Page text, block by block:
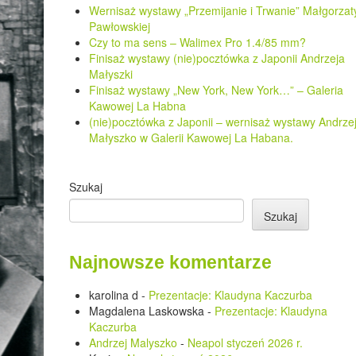
Wernisaż wystawy „Przemijanie i Trwanie”
Pawłowskiej
Czy to ma sens – Walimex Pro 1.4/85 mm?
Finisaż wystawy (nie)pocztówka z Japonii Andrzeja
Małyszki
Finisaż wystawy „New York, New York…” – Galeria
Kawowej La Habna
(nie)pocztówka z Japonii – wernisaż wystawy
Małyszko w Galerii Kawowej La Habana.
Szukaj
Szukaj
Najnowsze komentarze
karolina d - Prezentacje: Klaudyna Kaczurba
Magdalena Laskowska - Prezentacje: Klaudyna
Kaczurba
Andrzej Malyszko - Neapol styczeń 2026 r.